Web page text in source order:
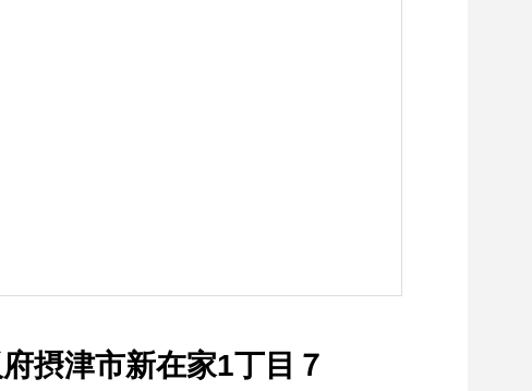
摂津市新在家1丁目７